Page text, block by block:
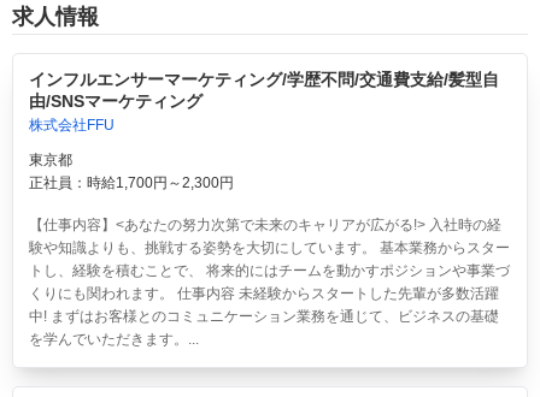
求人情報
インフルエンサーマーケティング/学歴不問/交通費支給/髪型自
由/SNSマーケティング
株式会社FFU
東京都
正社員：時給1,700円～2,300円
【仕事内容】<あなたの努力次第で未来のキャリアが広がる!> 入社時の経
験や知識よりも、挑戦する姿勢を大切にしています。 基本業務からスター
トし、経験を積むことで、 将来的にはチームを動かすポジションや事業づ
くりにも関われます。 仕事内容 未経験からスタートした先輩が多数活躍
中! まずはお客様とのコミュニケーション業務を通じて、ビジネスの基礎
を学んでいただきます。...